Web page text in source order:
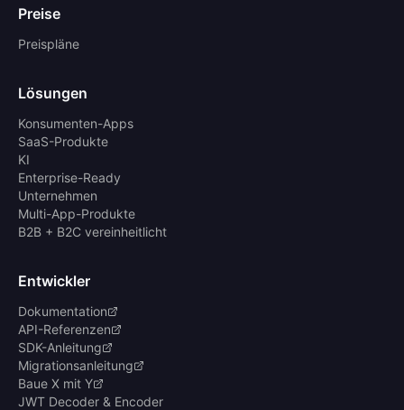
Preise
Preispläne
Lösungen
Konsumenten-Apps
SaaS-Produkte
KI
Enterprise-Ready
Unternehmen
Multi-App-Produkte
B2B + B2C vereinheitlicht
Entwickler
Dokumentation
API-Referenzen
SDK-Anleitung
Migrationsanleitung
Baue X mit Y
JWT Decoder & Encoder